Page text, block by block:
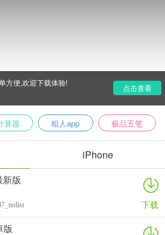
高仿苹果桌面,91桌面等等,实
方便,欢迎下载体验!
点击查看
算器 租人app 极品五笔
iPhone
新版
下载
版